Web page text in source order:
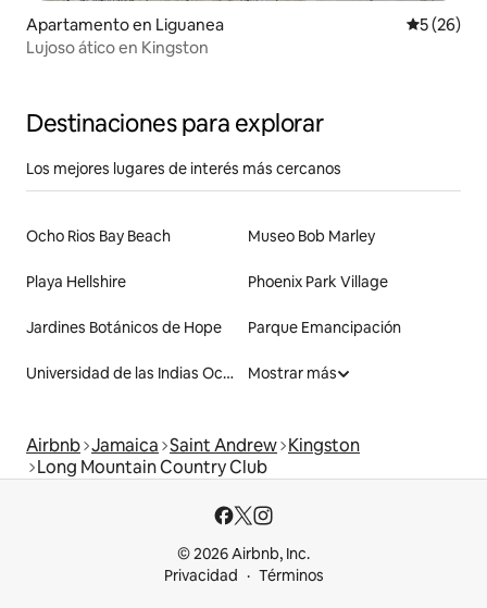
Apartamento en Liguanea
5 (26)
Lujoso ático en Kingston
Destinaciones para explorar
Los mejores lugares de interés más cercanos
Ocho Rios Bay Beach Museo Bob Marley
Playa Hellshire Phoenix Park Village
Jardines Botánicos de Hope Parque Emancipación
Universidad de las Indias Occidentales Mostrar más
Airbnb Jamaica Saint Andrew Kingston
Long Mountain Country Club
© 2026 Airbnb, Inc.
Privacidad
Términos